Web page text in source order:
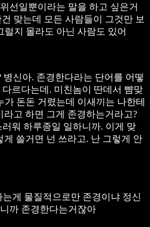
선일뿐이라는 말을 하고 싶은거
맞는데 모든 사람들이 그것만 보
럴지 몰라도 아닌 사람도 있어
병신아. 존경한다라는 단어를 어떻
르다는데. 미친놈이 딴데서 뺨맞
가 돈돈 거렸는데 이새끼는 나한테
라고 하면 그게 존경하는거라고?
워 하루종일 일하니까. 이게 맞
게 쓸거면 넌 쓰라고. 난 그렇게 안
는게 물질적으로만 존경이냐 정신
까 존경한다는거잖아